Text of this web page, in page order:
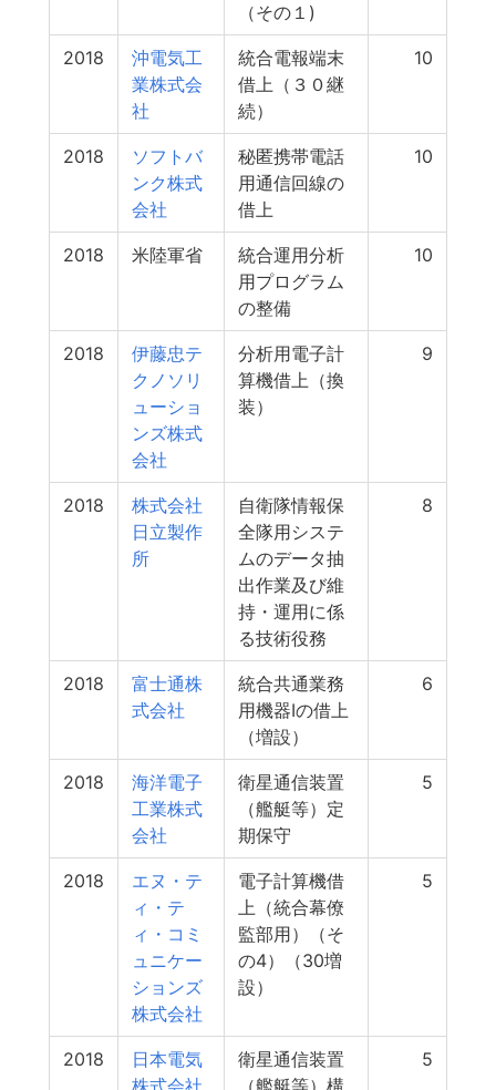
（その１)
2018
沖電気工
業株式会
社
統合電報端末
借上（３０継
続）
10
2018
ソフトバ
ンク株式
会社
秘匿携帯電話
用通信回線の
借上
10
2018 米陸軍省
統合運用分析
用プログラム
の整備
10
2018
伊藤忠テ
クノソリ
ューショ
ンズ株式
会社
分析用電子計
算機借上（換
装）
9
2018
株式会社
日立製作
所
自衛隊情報保
全隊用システ
ムのデータ抽
出作業及び維
持・運用に係
る技術役務
8
2018
富士通株
式会社
統合共通業務
用機器Ⅰの借上
（増設）
6
2018
海洋電子
工業株式
会社
衛星通信装置
（艦艇等）定
期保守
5
2018
エヌ・テ
ィ・テ
ィ・コミ
ュニケー
ションズ
株式会社
電子計算機借
上（統合幕僚
監部用）（そ
の4）（30増
設）
5
2018
日本電気
株式会社
衛星通信装置
（艦艇等）構
5